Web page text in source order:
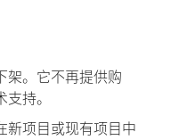
。它不再提供购
持。
新项目或现有项目中